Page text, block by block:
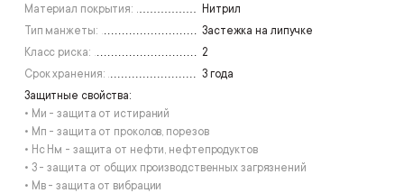
Материал покрытия:
Нитрил
Тип манжеты:
Застежка на липучке
Класс риска:
2
Срок хранения:
3 года
Защитные свойства:
• Ми - защита от истираний
• Мп - защита от проколов, порезов
• Нс Нм - защита от нефти, нефтепродуктов
• З - защита от общих производственных загрязнений
• Мв - защита от вибрации